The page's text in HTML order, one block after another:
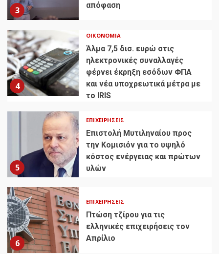
3
απόφαση
4
ΟΙΚΟΝΟΜΊΑ
Άλμα 7,5 δισ. ευρώ στις
ηλεκτρονικές συναλλαγές
φέρνει έκρηξη εσόδων ΦΠΑ
και νέα υποχρεωτικά μέτρα με
το IRIS
5
ΕΠΙΧΕΙΡΉΣΕΙΣ
Επιστολή Μυτιληναίου προς
την Κομισιόν για το υψηλό
κόστος ενέργειας και πρώτων
υλών
6
ΕΠΙΧΕΙΡΉΣΕΙΣ
Πτώση τζίρου για τις
ελληνικές επιχειρήσεις τον
Απρίλιο